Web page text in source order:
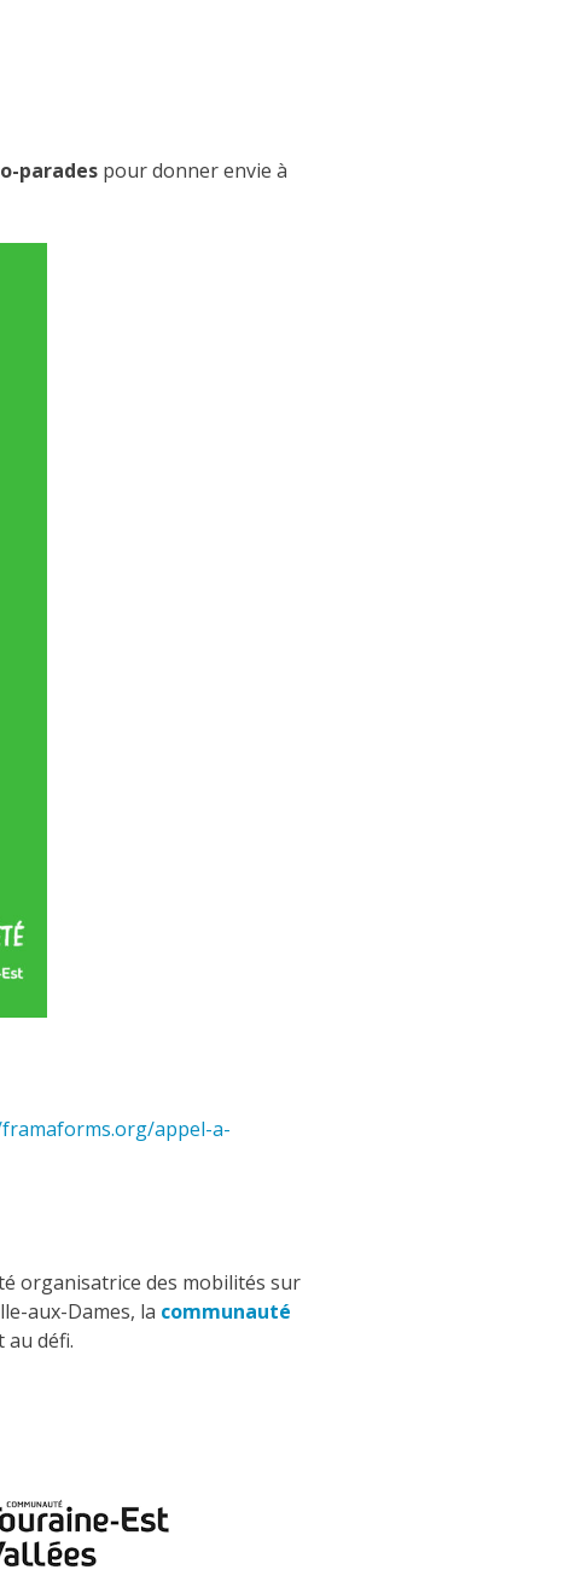
parades pour donner envie à
appel-a-
organisatrice des mobilités sur
aux-Dames, la communauté
au défi.